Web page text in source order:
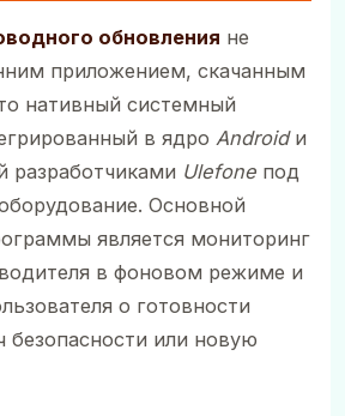
обновления не
приложением, скачанным
нативный системный
в ядро Androidи
разработчиками Ulefone под
Основной
является мониторинг
в фоновом режиме и
о готовности
безопасности или новую